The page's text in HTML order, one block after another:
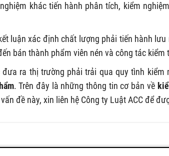
khác tiến hành phân tích, kiểm
luận xác định chất lượng phải tiến hành
bán thành phẩm viên nén và công tác kiểm
ra thị trường phải trải qua quy tình kiểm
. Trên đây là những thông tin cơ bản về
đề này, xin liên hệ Công ty Luật ACC để